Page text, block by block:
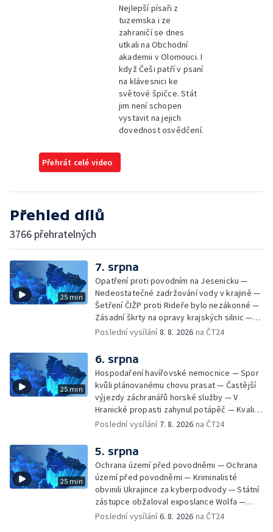
Nejlepší písaři z
tuzemska i ze
zahraničí se dnes
utkali na Obchodní
akademii v Olomouci. I
když Češi patří v psaní
na klávesnici ke
světové špičce. Stát
jim není schopen
vystavit na jejich
dovednost osvědčení.
Přehrát celé video
Přehled dílů
3766 přehratelných
25 min
7. srpna
Opatření proti povodním na Jesenicku —
Nedeostatečné zadržování vody v krajině —
Šetření ČIŽP proti Rideře bylo nezákonné —
Zásadní škrty na opravy krajských silnic —
Zásadní škrty na opravy krajských silnic —
covidem — Úhyny ryb kvůli vysokým
teplotám — Problémy se zásobování vodou
v MS kraji nehrozí — testováním na
západonilskou horečku — Den židovských
památek
Poslední vysílání8. 8. 2026 na ČT24
25 min
6. srpna
Hospodaření havířovské nemocnice — Spor
kvůli plánovanému chovu prasat — Častější
výjezdy záchranářů horské služby — V
Hranické propasti zahynul potápěč — Kvalita
vody ke koupání — Zavlažování zeleniny v
Kempování v horkém počasí — Výběr ze
sociálních sítí Události Ostrava — Zkoumání
horka na zastávkách MHD — Promítání filmu
Odyssea z 35 mm pásu
Poslední vysílání 7. 8. 2026 na ČT24
25 min
5. srpna
Ochrana území před povodněmi — Ochrana
území před povodněmi — Kriminalisté
obvinili Ukrajince za kyberpodvody — Státní
zástupce obžaloval exposlance Wolfa —
Péče o hospodářská zvířata ve vedrech —
Poslední vysílání6. 8. 2026 na ČT24